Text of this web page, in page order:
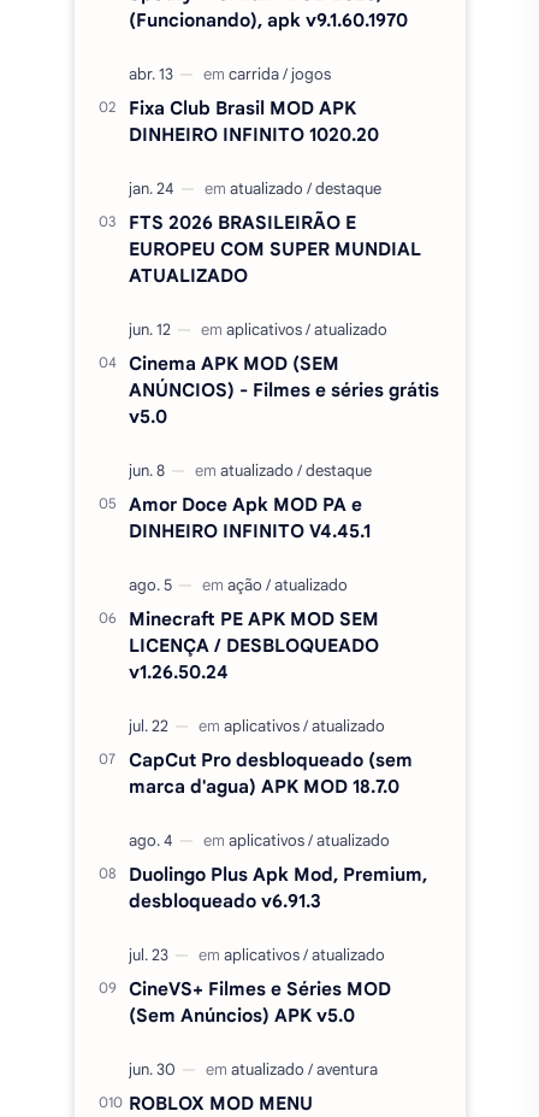
(Funcionando), apk v9.1.60.1970
Fixa Club Brasil MOD APK
DINHEIRO INFINITO 1020.20
FTS 2026 BRASILEIRÃO E
EUROPEU COM SUPER MUNDIAL
ATUALIZADO
Cinema APK MOD (SEM
ANÚNCIOS) - Filmes e séries grátis
v5.0
Amor Doce Apk MOD PA e
DINHEIRO INFINITO V4.45.1
Minecraft PE APK MOD SEM
LICENÇA / DESBLOQUEADO
v1.26.50.24
CapCut Pro desbloqueado (sem
marca d'agua) APK MOD 18.7.0
Duolingo Plus Apk Mod, Premium,
desbloqueado v6.91.3
CineVS+ Filmes e Séries MOD
(Sem Anúncios) APK v5.0
ROBLOX MOD MENU